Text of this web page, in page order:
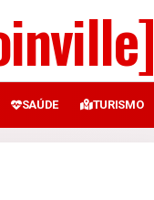
SAÚDE TURISMO